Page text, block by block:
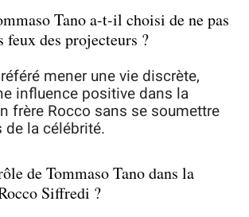
Tano a-t-il choisi de ne pas
feux des projecteurs ?
mener une vie discrète,
influence positive dans la
frère Rocco sans se soumettre
de la célébrité.
de Tommaso Tano dans la
Siffredi ?